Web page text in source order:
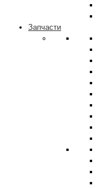
Запчасти